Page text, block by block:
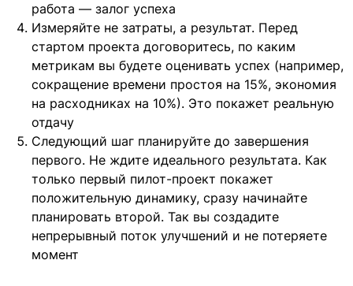
работа — залог успеха
Измеряйте не затраты, а результат. Перед
стартом проекта договоритесь, по каким
метрикам вы будете оценивать успех (например,
сокращение времени простоя на 15%, экономия
на расходниках на 10%). Это покажет реальную
отдачу
Следующий шаг планируйте до завершения
первого. Не ждите идеального результата. Как
только первый пилот-проект покажет
положительную динамику, сразу начинайте
планировать второй. Так вы создадите
непрерывный поток улучшений и не потеряете
момент